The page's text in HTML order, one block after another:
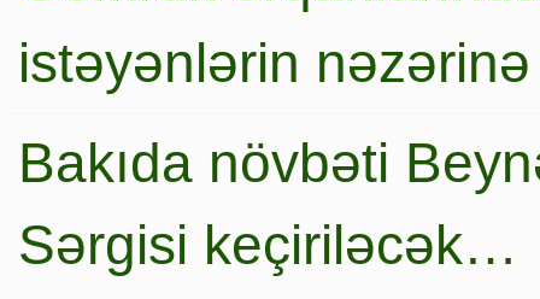
istəyənlərin nəzərinə
Bakıda növbəti
Sərgisi keçiriləcək…